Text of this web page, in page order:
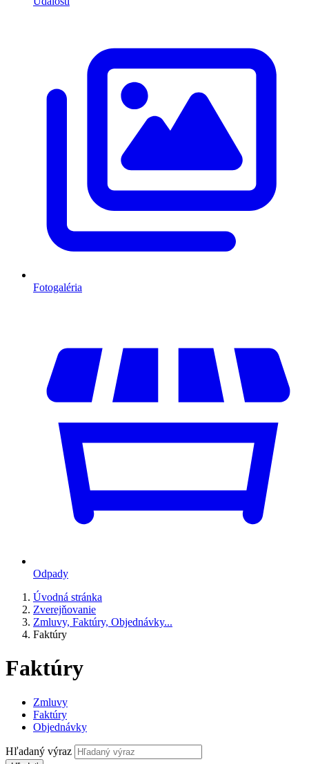
Fotogaléria
Odpady
Úvodná stránka
Zverejňovanie
Zmluvy, Faktúry, Objednávky...
Faktúry
Faktúry
Zmluvy
Faktúry
Objednávky
Hľadaný výraz